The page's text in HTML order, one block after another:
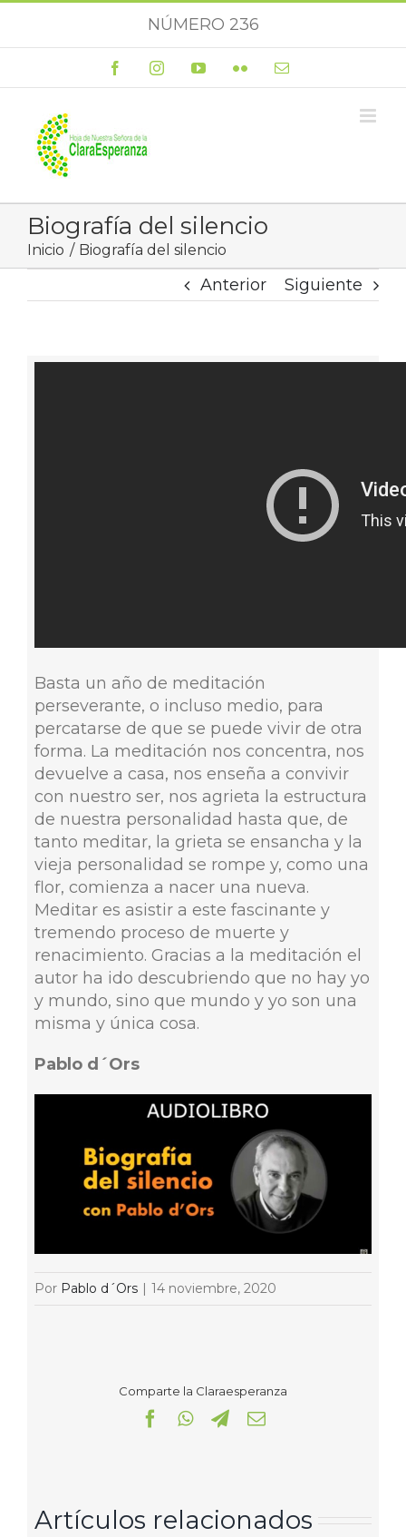
NÚMERO 236
FacebookInstagramYouTubeFlickr Correo
Biografía del silencio
Inicio Biografía del silencio
Anterior Siguiente
Basta un año de meditación
perseverante, o incluso medio, para
percatarse de que se puede vivir de otra
forma. La meditación nos concentra, nos
devuelve a casa, nos enseña a convivir
con nuestro ser, nos agrieta la estructura
de nuestra personalidad hasta que, de
tanto meditar, la grieta se ensancha y la
vieja personalidad se rompe y, como una
flor, comienza a nacer una nueva.
Meditar es asistir a este fascinante y
tremendo proceso de muerte y
renacimiento. Gracias a la meditación el
autor ha ido descubriendo que no hay yo
y mundo, sino que mundo y yo son una
misma y única cosa.
Pablo d´Ors
Por Pablo d´Ors | 14 noviembre, 2020
Comparte la Claraesperanza
Facebook
WhatsApp
Telegram
Correo
Artículos relacionados